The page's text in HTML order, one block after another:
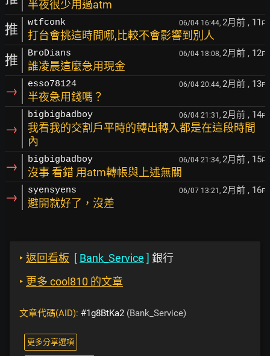
半夜很少用過atm
推 wtfconk 06/04 16:44, 2月前 , 11 F
打台會挑這時間哪,比較不會影響到別人
推 BroDians 06/04 18:08, 2月前 , 12F
誰凌晨這麼急用現金
→ esso78124 06/04 20:44, 2月前 , 13F
半夜急用錢嗎？
→
bigbigbadboy 06/04 21:31, 2月前 , 14F
我看我的交割戶平時的轉出轉入都是在這段時間
內
→ bigbigbadboy 06/04 21:34, 2月前 , 15F
沒事 看錯 用atm轉帳與上述無關
→ syensyens 06/07 13:21, 2月前 , 16F
避開就好了，沒差
‣ 返回看板 [ Bank_Service ] 銀行
‣ 更多 cool810 的文章
文章代碼(AID): #1g8BtKa2 (Bank_Service)
更多分享選項